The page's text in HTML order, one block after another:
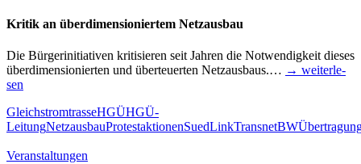
Kri­tik an über­di­men­sio­nier­tem Netz­aus­bau
Die Bür­ger­initia­ti­ven kri­ti­sie­ren seit Jah­ren die Not­wen­dig­keit die­ses
über­di­men­sio­nier­ten und über­teu­er­ten Netz­aus­baus.… → wei­ter­le­
sen
GleichstromtrasseHGÜHGÜ-
LeitungNetzausbauProtestaktionenSuedLinkTransnetBW
Veranstaltungen